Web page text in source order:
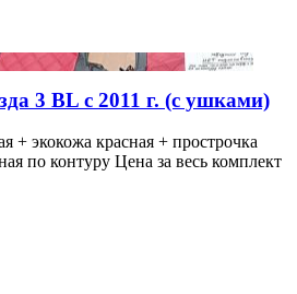
3 BL с 2011 г. (с ушками)
+ экокожа красная + прострочка
по контуру Цена за весь комплект